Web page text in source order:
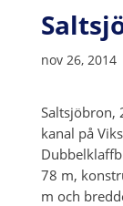
nov 26, 2014
Saltsjöbron,
kanal på
78 m,
m och